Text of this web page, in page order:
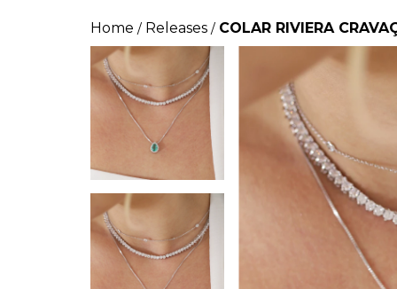
Home / Releases / COLAR RIVIERA